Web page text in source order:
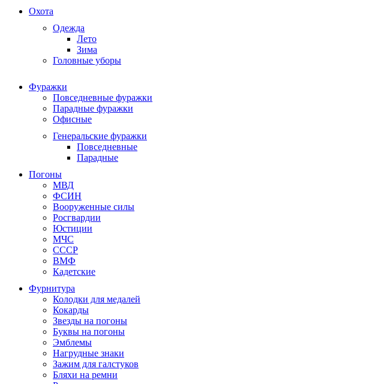
Охота
Одежда
Лето
Зима
Головные уборы
Фуражки
Повседневные фуражки
Парадные фуражки
Офисные
Генеральские фуражки
Повседневные
Парадные
Погоны
МВД
ФСИН
Вооруженные силы
Росгвардии
Юстиции
МЧС
СССР
ВМФ
Кадетские
Фурнитура
Колодки для медалей
Кокарды
Звезды на погоны
Буквы на погоны
Эмблемы
Нагрудные знаки
Зажим для галстуков
Бляхи на ремни